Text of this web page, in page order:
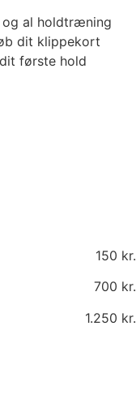
og al holdtræning
dit klippekort
første hold
150 kr.
700 kr.
1.250 kr.